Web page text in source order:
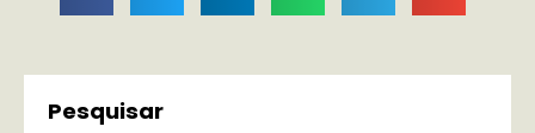
Pesquisar